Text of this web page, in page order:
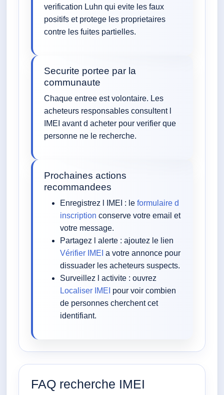
verification Luhn qui evite les faux
positifs et protege les proprietaires
contre les fuites partielles.
Securite portee par la
communaute
Chaque entree est volontaire. Les
acheteurs responsables consultent l
IMEI avant d acheter pour verifier que
personne ne le recherche.
Prochaines actions
recommandees
Enregistrez l IMEI : leformulaire d
inscription conserve votre email et
votre message.
Partagez l alerte : ajoutez le lien
Vérifier IMEI a votre annonce pour
dissuader les acheteurs suspects.
Surveillez l activite : ouvrez
Localiser IMEI pour voir combien
de personnes cherchent cet
identifiant.
FAQ recherche IMEI